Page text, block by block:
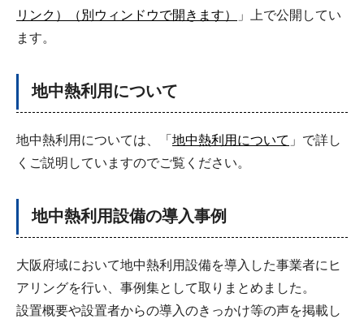
リンク）（別ウィンドウで開きます）
」上で公開してい
ます。
地中熱利用について
地中熱利用については、「 地中熱利用について 」で詳し
くご説明していますのでご覧ください。
地中熱利用設備の導入事例
大阪府域において地中熱利用設備を導入した事業者にヒ
アリングを行い、事例集として取りまとめました。
設置概要や設置者からの導入のきっかけ等の声を掲載し